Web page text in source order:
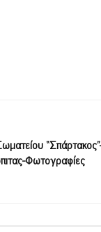
Φωτογραφίες